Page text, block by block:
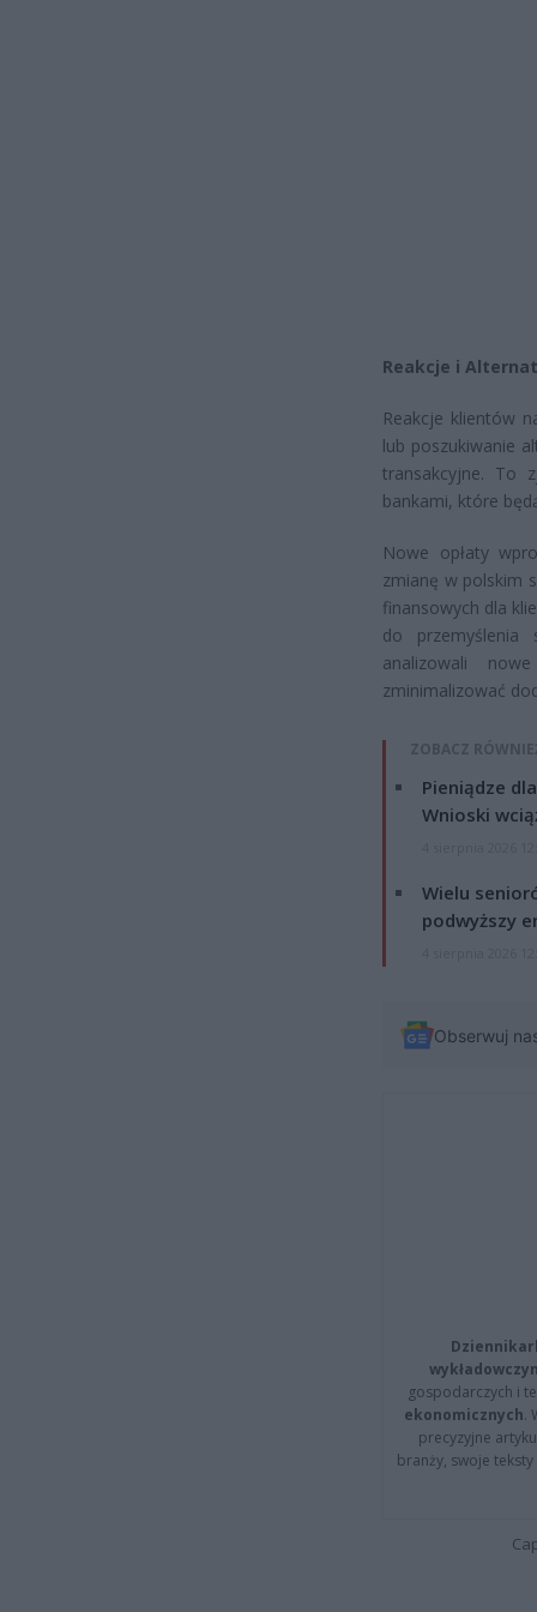
Reakcje i
Reakcje klientów
lub poszukiwanie
transakcyjne. To
bankami, które
Nowe opłaty
zmianę w polskim
finansowych dla
do przemyślenia
analizowali
zminimalizować
ZOBACZ
Pieniądze
Wnioski
Wielu
podwyższy
Obserwuj
gospodarczych i
ekonomicznych.
precyzyjne
branży, swoje